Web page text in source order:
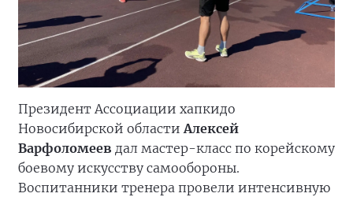
Президент Ассоциации хапкидо
Новосибирской областиАлексей
Варфоломеев дал мастер-класс по корейскому
боевому искусству самообороны.
Воспитанники тренера провели интенсивную